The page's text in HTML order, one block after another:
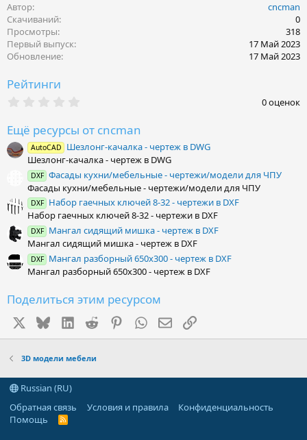
Автор
cncman
Скачиваний
0
Просмотры
318
Первый выпуск
17 Май 2023
Обновление
17 Май 2023
Рейтинги
0
в
ё
з
д
0 оценок
Ещё ресурсы от cncman
AutoCAD
Шезлонг-качалка - чертеж в DWG
Шезлонг-качалка - чертеж в DWG
DXF Фасады кухни/мебельные - чертежи/модели для ЧПУ
Фасады кухни/мебельные - чертежи/модели для ЧПУ
DXF Набор гаечных ключей 8-32 - чертежи в DXF
Набор гаечных ключей 8-32 - чертежи в DXF
DXF Мангал сидящий мишка - чертеж в DXF
Мангал сидящий мишка - чертеж в DXF
DXF Мангал разборный 650х300 - чертеж в DXF
Мангал разборный 650х300 - чертеж в DXF
Поделиться этим ресурсом
BlueskyLinkedIn
Reddit PinterestWhatsAppЭлектронная почта
Ссылка
3D модели мебели
Russian (RU)
Обратная связь
Условия и правила
Конфиденциальность
Помощь
R